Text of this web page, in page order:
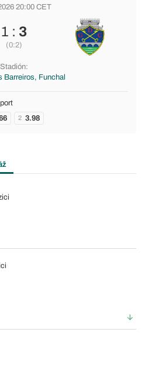
20:00 CET
1 : 3
(0:2)
Stadión:
Barreiros, Funchal
2 3.98